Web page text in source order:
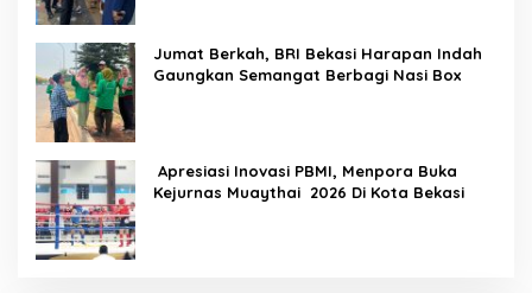
Jumat Berkah, BRI Bekasi Harapan Indah
Gaungkan Semangat Berbagi Nasi Box
Apresiasi Inovasi PBMI, Menpora Buka
Kejurnas Muaythai 2026 Di Kota Bekasi